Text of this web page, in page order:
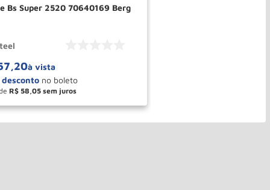
Bs Super 2520 70640169 Berg
,20à vista
R$ 58,05
＋ COMPRAR